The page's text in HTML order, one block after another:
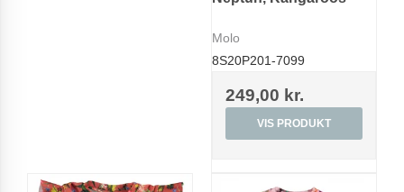
Molo
8S20P201-7099
249,00 kr.
VIS PRODUKT